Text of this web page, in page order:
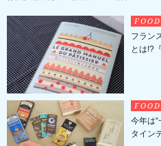
FOOD
フラン
とは!?
FOOD
今年は
タイン